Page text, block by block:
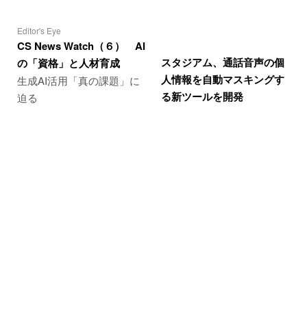
Editor's Eye
CS News Watch（６） AI
の「資格」と人材育成
生成AI活用「真の課題」に
迫る
スタジアム、通話音声の個
人情報を自動マスキングす
る新ツールを開発